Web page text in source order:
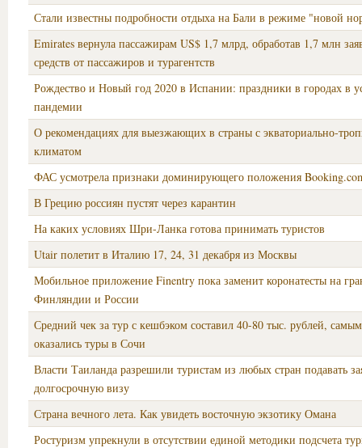
Стали известны подробности отдыха на Бали в режиме "новой
Emirates вернула пассажирам US$ 1,7 млрд, обработав 1,7 млн
средств от пассажиров и турагентств
Рождество и Новый год 2020 в Испании: праздники в городах в
пандемии
О рекомендациях для выезжающих в страны с экваториально-
климатом
ФАС усмотрела признаки доминирующего положения
В Грецию россиян пустят через карантин
На каких условиях Шри-Ланка готова принимать туристов
Utair полетит в Италию 17, 24, 31 декабря из Москвы
Мобильное приложение Finentry пока заменит коронатесты на
Финляндии и России
Средний чек за тур с кешбэком составил 40-80 тыс. рублей,
оказались туры в Сочи
Власти Таиланда разрешили туристам из любых стран подавать
долгосрочную визу
Страна вечного лета. Как увидеть восточную экзотику Омана
Ростуризм упрекнули в отсутствии единой методики подсчета